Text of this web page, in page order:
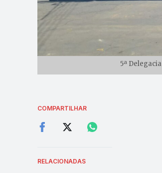
5ª
COMPARTILHAR
RELACIONADAS